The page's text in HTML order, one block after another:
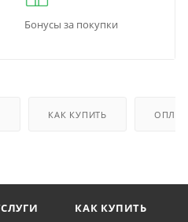
Бонусы за покупки
КАК КУПИТЬ
КАК КУПИТЬ